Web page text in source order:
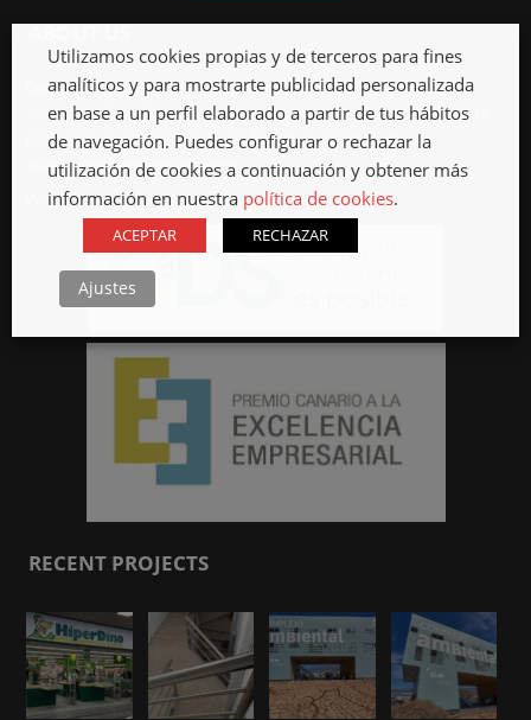
ABOUT US
Cercasa Metallic Constructions since 1969 offering locksmith
services in Tenerife, such as metal structures, stairs, tronjas, doors,
bars, railings, gratings scuppers, furniture, stainless steel,
automation and motorization.
We have offices in La Laguna and Güímar.
RECENT PROJECTS
Utilizamos cookies propias y de terceros para fines
analíticos y para mostrarte publicidad personalizada
en base a un perfil elaborado a partir de tus hábitos
de navegación. Puedes configurar o rechazar la
utilización de cookies a continuación y obtener más
información en nuestra política de cookies.
ACEPTAR RECHAZAR
Ajustes